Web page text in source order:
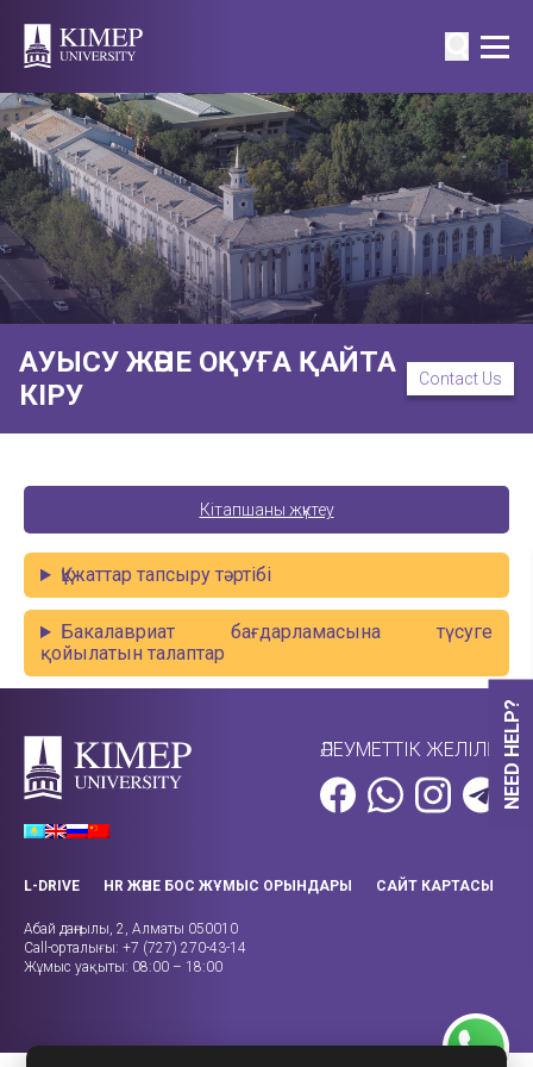
NEED HELP?
АУЫСУ ЖӘНЕ ОҚУҒА ҚАЙТА
КІРУ
Contact Us
Кітапшаны жүктеу
Құжаттар тапсыру тәртібі
Бакалавриат бағдарламасына түсуге
қойылатын талаптар
ӘЛЕУМЕТТІК ЖЕЛІЛЕР
L-DRIVE HR ЖӘНЕ БОС ЖҰМЫС ОРЫНДАРЫ САЙТ КАРТАСЫ
Абай даңғылы, 2, Алматы 050010
Call-орталығы: +7 (727) 270-43-14
Жұмыс уақыты: 08:00 – 18:00